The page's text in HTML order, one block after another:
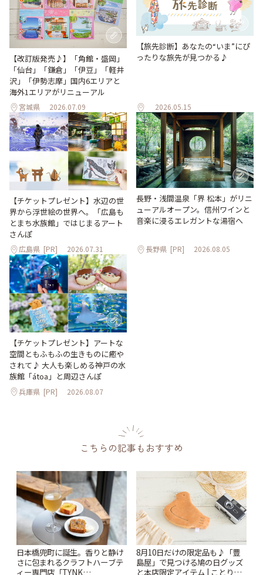
【改訂版発売♪】「角館・盛岡」
「仙台」「鎌倉」「伊豆」「軽井
沢」「伊勢志摩」国内6エリアと
海外1エリアがリニューアル
宮城県 2026.07.09
【旅先診断】あなたの“いま”にぴ
ったりな旅先が見つかる♪
2026.05.15
【チケットプレゼント】水辺の世
界から浮世絵の世界へ。「広島も
とまち水族館」ではじまるアート
さんぽ
広島県 [PR] 2026.07.31
長野・浅間温泉「界 松本」がリニ
ューアルオープン。信州ワインと
音楽に浸るエレガントな湯宿へ
長野県 [PR] 2026.08.05
【チケットプレゼント】アートな
空間ともふもふの生きものに癒や
されて♪ 大人も楽しめる神戸の水
族館「átoa」と周辺さんぽ
兵庫県 [PR] 2026.08.07
こちらの記事もおすすめ
日本橋兜町に誕生。香りと静け
さに包まれるクラフトハーブテ
ィー専門店「TYNK
8月10日だけの限定品も♪「豊
島屋」で見つける鳩の日グッズ
と本店限定アイテム | ことりっ